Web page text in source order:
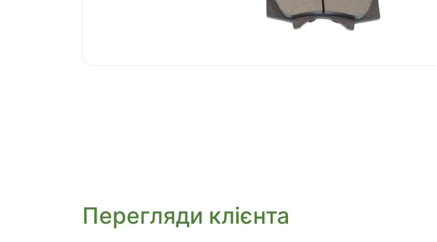
Перегляди клієнта